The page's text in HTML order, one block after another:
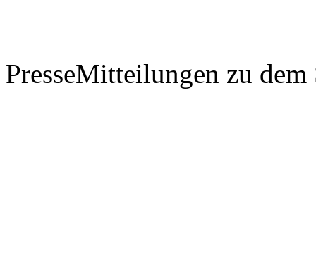
PresseMitteilungen zu